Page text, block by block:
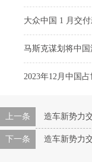
大众中国 1 月交付
马斯克谋划将中
2023年12月中国
上一条 造车新势力
下一条 造车新势力